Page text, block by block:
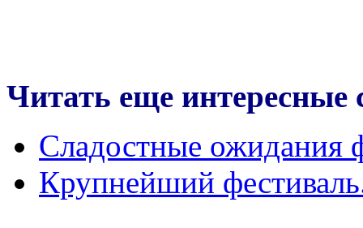
Читать еще интересные
Сладостные ожидания
Крупнейший